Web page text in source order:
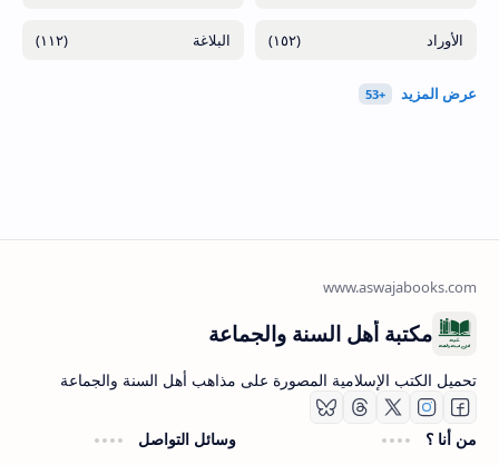
(١٥٢) (١١٢)
مكتبة أهل السنة والجماعة
تحميل الكتب الإسلامية المصورة على مذاهب أهل السنة والجماعة
من أنا ؟
وسائل التواصل